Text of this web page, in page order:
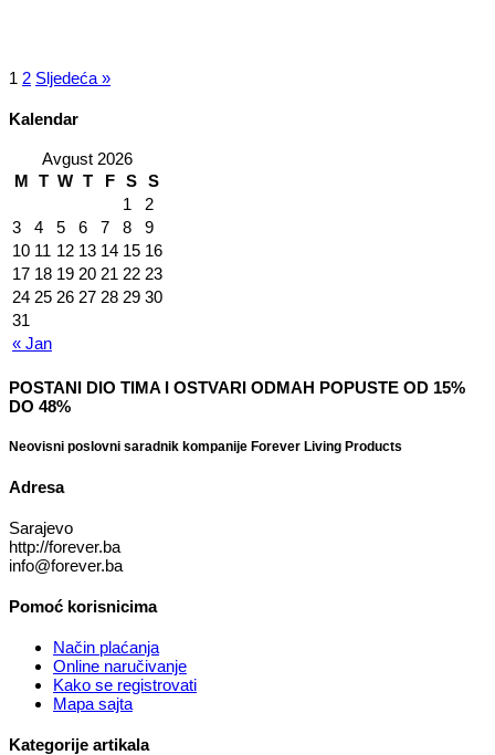
1 2 Sljedeća »
Kalendar
Avgust 2026
M
T W T F S S
« Jan
1
2
3
4 5 6 7 8
9
10 11 12 13 14 15 16
17 18 19 20 21 22 23
24 25 26 27 28 29 30
31
POSTANI DIO TIMA I OSTVARI ODMAH POPUSTE OD 15%
DO 48%
Neovisni poslovni saradnik kompanije Forever Living Products
Adresa
Sarajevo
http://forever.ba
info@forever.ba
Pomoć korisnicima
Način plaćanja
Online naručivanje
Kako se registrovati
Mapa sajta
Kategorije artikala